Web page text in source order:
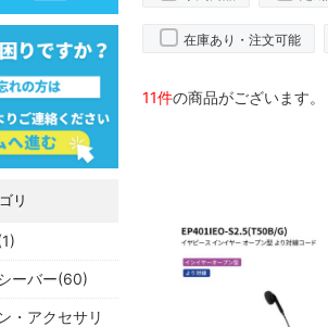
リ
ーバー(60)
・アクセサリ
在庫あり・注文可能
11件の商品がございます。